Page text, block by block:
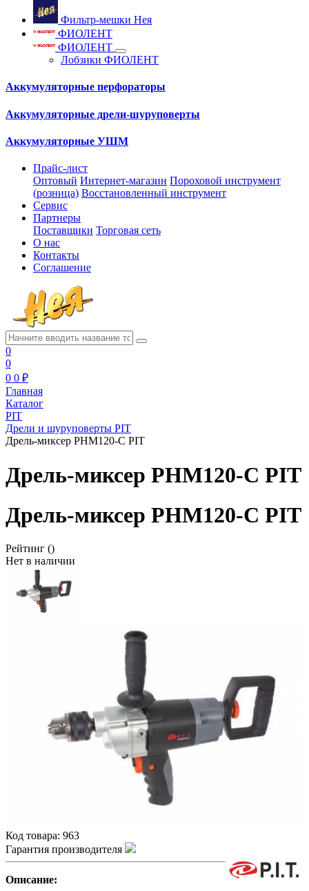
Фильтр-мешки Нея
ФИОЛЕНТ
ФИОЛЕНТ
Лобзики ФИОЛЕНТ
Аккумуляторные перфораторы
Аккумуляторные дрели-шуруповерты
Аккумуляторные УШМ
Прайс-лист
Оптовый Интернет-магазин Пороховой инструмент
(розница) Восстановленный инструмент
Сервис
Партнеры
Поставщики Торговая сеть
О нас
Контакты
Соглашение
0
0
0 0 ₽
Главная
Каталог
PIT
Дрели и шуруповерты PIT
Дрель-миксер PHM120-C PIT
Дрель-миксер PHM120-C PIT
Дрель-миксер PHM120-C PIT
Рейтинг ()
Нет в наличии
Код товара: 963
Гарантия производителя
Описание: